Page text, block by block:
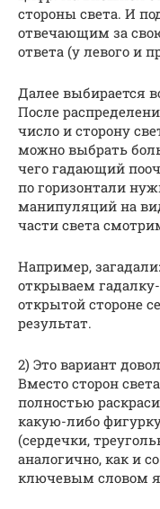
стороны света. И
отвечающим за
ответа (у левого и
Далее выбирается
После
число и сторону
можно выбрать
чего гадающий
по горизонтали
манипуляций на
части света
Например,
открываем
открытой стороне
результат.
2) Это вариант
Вместо сторон
полностью
какую-либо
(сердечки,
аналогично, как и
ключевым словом